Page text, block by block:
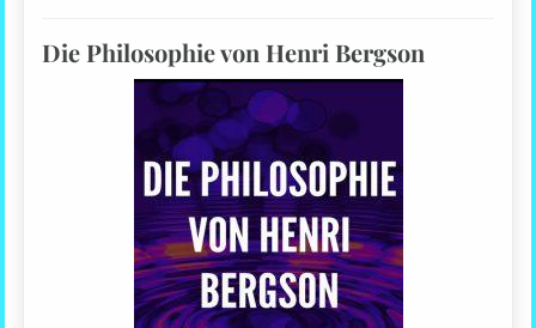
Die Philosophie von Henri Bergson